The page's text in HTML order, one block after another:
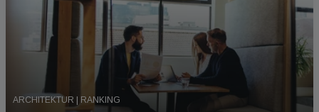
ARCHITEKTUR | RANKING